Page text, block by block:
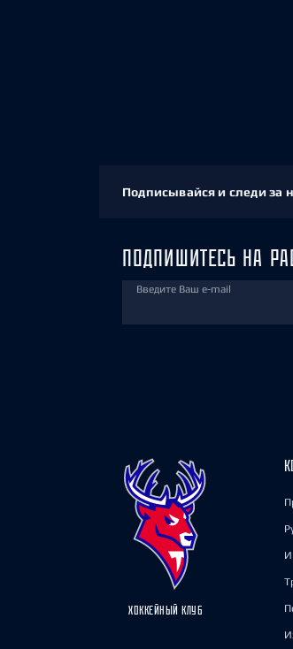
Подписывайся и следи за
ПОДПИШИТЕСЬ НА
Введите Ваш e-mail
ХОККЕЙНЫЙ КЛУБ